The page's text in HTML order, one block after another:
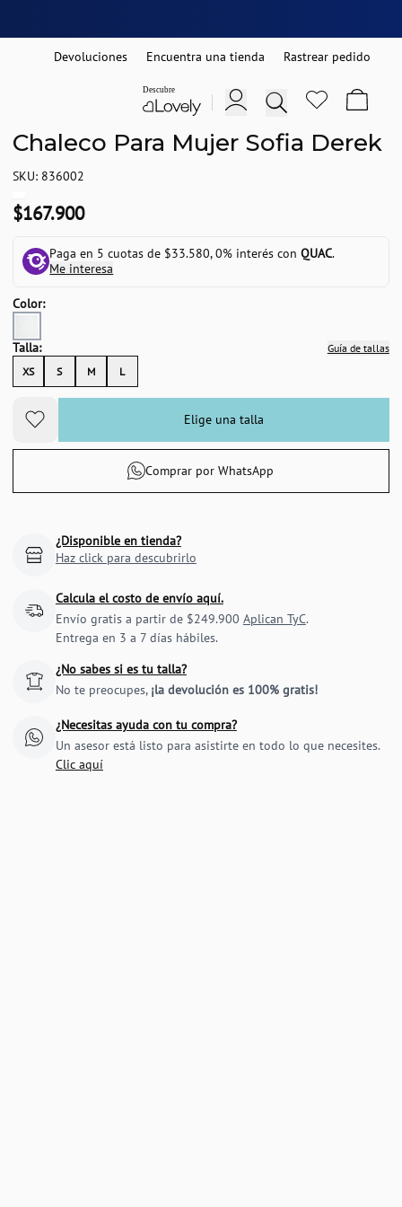
Devoluciones Encuentra una tienda Rastrear pedido
Chaleco Para Mujer Sofia Derek
SKU: 836002
$167.900
Paga en 5 cuotas de $33.580, 0% interés conQUAC.
Me interesa
Color:
Talla:
Guía de tallas
XS
S M L
Elige una talla
Comprar por WhatsApp
¿Disponible en tienda?
Haz click para descubrirlo
Calcula el costo de envío aquí.
Envío gratis a partir de $249.900 Aplican TyC.
Entrega en 3 a 7 días hábiles.
¿No sabes si es tu talla?
No te preocupes, ¡la devolución es 100% gratis!
¿Necesitas ayuda con tu compra?
Un asesor está listo para asistirte en todo lo que necesites.
Clic aquí